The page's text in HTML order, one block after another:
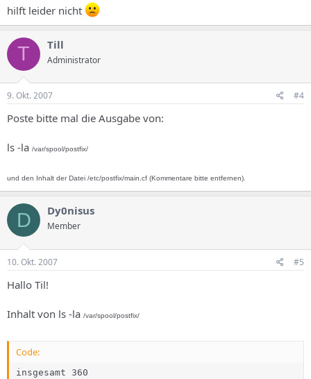
hilft leider nicht
T Till
Administrator
9. Okt. 2007 #4
Poste bitte mal die Ausgabe von:
ls -la /var/spool/postfix/
und den Inhalt der Datei /etc/postfix/main.cf (Kommentare bitte entfernen).
D Dy0nisus
Member
10. Okt. 2007 #5
Hallo Til!
Inhalt von ls -la /var/spool/postfix/
Code:
insgesamt 360